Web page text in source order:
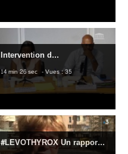
Intervention d...
14 min 26 sec - Vues : 35
#LEVOTHYROX Un rappor...